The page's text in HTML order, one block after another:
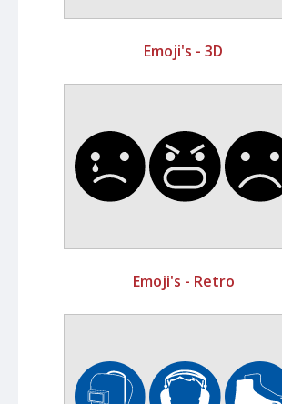
Emoji's - 3D
Emoji's - Retro